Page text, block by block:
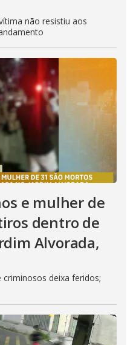
não resistiu aos
e mulher de
dentro de
Alvorada,
deixa feridos;